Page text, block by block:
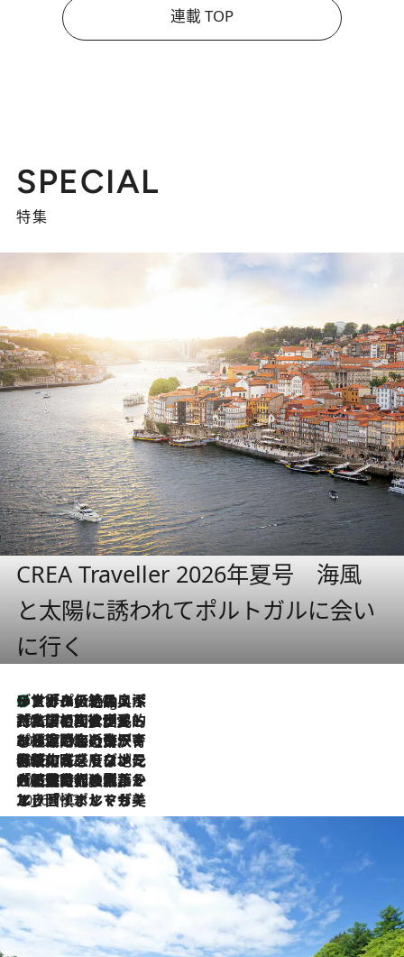
連載 TOP
SPECIAL
特集
CREA Traveller 2026年夏号 海風
と太陽に誘われてポルトガルに会い
に行く
11 Hours Ago
リスボンの絶品スイーツ「パステル・デ・ナタ」とは？ポルトガル伝統の奥深い世界へ
2026.7.27
「私の祖国はポルトガル語です」国民的詩人フェルナンド・ペソアと、彼が愛した文学の街を歩く
2026.7.26
ポルトガル近海が育む極上の海の幸。キリリと冷えた白ワインと愉しむ、シーフード専門店の贅沢
2026.7.22
伝統の味をモダンに昇華。高感度な地元客が集う、リスボンの最旬ガストロノミー
2026.7.21
大航海時代の栄華から、震災、独裁、そして革命へ。ポルトガル・首都リスボンの石畳に刻まれた「歴史の光と影」
2026.7.13
エッセイ・ヤマザキマリ「慎ましくも美しき国 ポルトガル」